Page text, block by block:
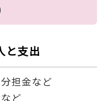
と支出
担金など
ど